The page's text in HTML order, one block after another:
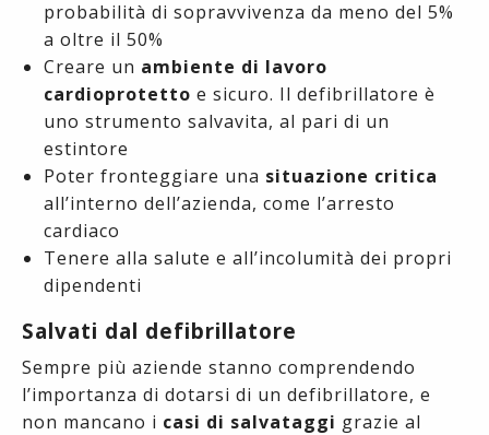
probabilità di sopravvivenza da meno del 5%
a oltre il 50%
Creare un ambiente di lavoro
cardioprotetto e sicuro. Il defibrillatore è
uno strumento salvavita, al pari di un
estintore
Poter fronteggiare una situazione critica
all’interno dell’azienda, come l’arresto
cardiaco
Tenere alla salute e all’incolumità dei propri
dipendenti
Salvati dal defibrillatore
Sempre più aziende stanno comprendendo
l’importanza di dotarsi di un defibrillatore, e
non mancano i casi di salvataggi grazie al